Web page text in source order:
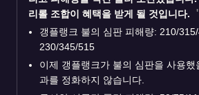
리롤 조합이 혜택을 받게 될 것입니다.
갱플랭크 불의 심판 피해량: 210/
230/345/515
이제 갱플랭크가 불의 심판을 사용했
과를 정화하지 않습니다.